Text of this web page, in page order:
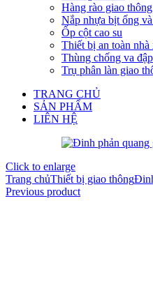
Hàng rào giao thông
Nắp nhựa bịt ống
Ốp cột cao su
Thiết bị an toàn
Thùng chống va đập
Trụ phân làn giao
TRANG CHỦ
SẢN PHẨM
LIÊN HỆ
Click to enlarge
Trang chủThiết bị giao thông
Previous product